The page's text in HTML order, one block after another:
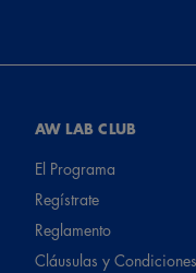
AW LAB CLUB
El Programa
Regístrate
Reglamento
Cláusulas y